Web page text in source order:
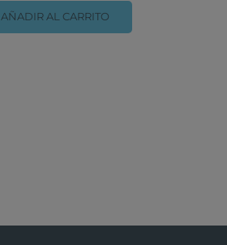
AÑADIR AL CARRITO